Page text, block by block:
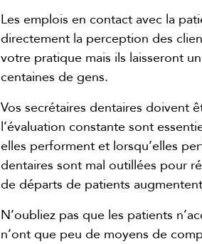
Les emplois en contact avec la
directement la perception des
votre pratique mais ils laisseront
centaines de gens.
Vos secrétaires dentaires doivent
l’évaluation constante sont
elles performent et lorsqu’elles
dentaires sont mal outillées pour
de départs de patients
N’oubliez pas que les patients
n’ont que peu de moyens de